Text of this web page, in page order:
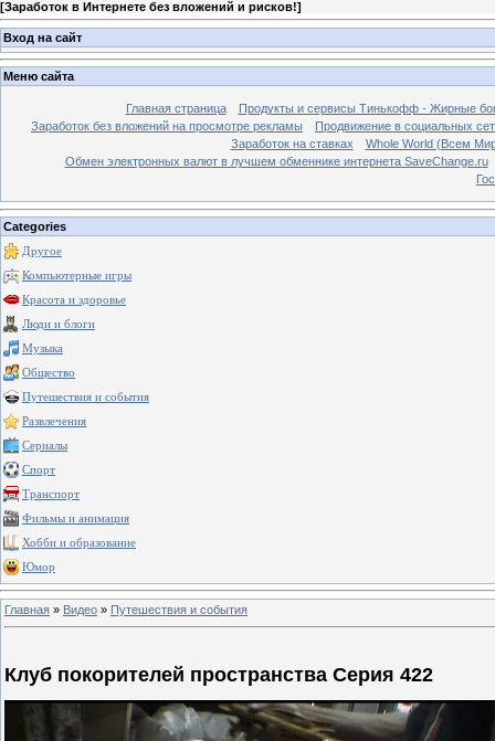
[Заработок в Интернете без вложений и рисков!]
Вход на сайт
Меню сайта
Главная страница
Продукты и сервисы Тинькофф - Жирные
Заработок без вложений на просмотре рекламы
Продвижение в социальных
Заработок на ставках
Whole World (Всем
Обмен электронных валют в лучшем обменнике интернета SaveChange.ru
Categories
Другое
Компьютерные игры
Красота и здоровье
Люди и блоги
Музыка
Общество
Путешествия и события
Развлечения
Сериалы
Спорт
Транспорт
Фильмы и анимация
Хобби и образование
Юмор
Главная » Видео » Путешествия и события
Клуб покорителей пространства Серия 422